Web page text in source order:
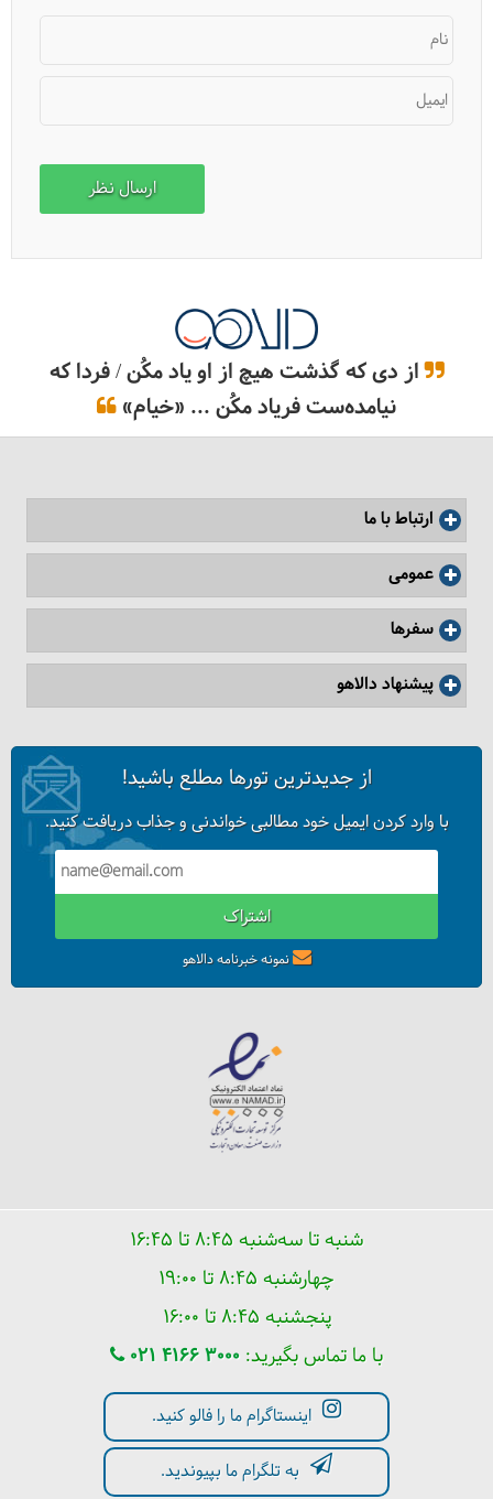
نام
ایمیل
از دی که گذشت هیچ از او یاد مکُن / فردا که
نیامده‌ست فریاد مکُن ... «خیام»
ارتباط با ما
عمومی
سفرها
پیشنهاد دالاهو
از جدیدترین تورها مطلع باشید!
با وارد کردن ایمیل خود مطالبی خواندنی و جذاب دریافت کنید.
اشتراک
نمونه خبرنامه دالاهو
شنبه تا سه‌شنبه ۸:۴۵ تا ۱۶:۴۵
چهارشنبه ۸:۴۵ تا ۱۹:۰۰
پنجشنبه ۸:۴۵ تا ۱۶:۰۰
با ما تماس بگیرید: 021 4166 3000
اینستاگرام ما را فالو کنید.
به تلگرام ما بپیوندید.